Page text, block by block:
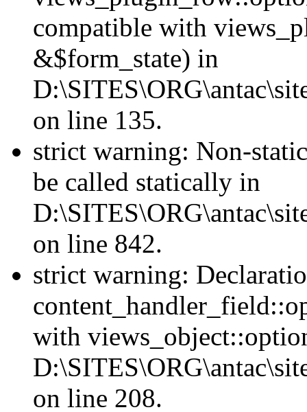
compatible with
&$form_state) in
on line 135.
strict warning: Non-
be called statically in
on line 842.
strict warning:
with
on line 208.